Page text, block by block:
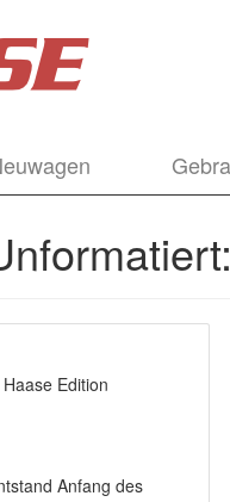
Edition
Anfang des